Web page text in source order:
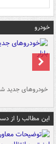
خودرو
خودروهای جدید
این مطالب را از